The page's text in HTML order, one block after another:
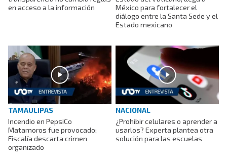
en acceso a la información
México para fortalecer el
diálogo entre la Santa Sede y el
Estado mexicano
TAMAULIPAS
Incendio en PepsiCo
Matamoros fue provocado;
Fiscalía descarta crimen
organizado
NACIONAL
¿Prohibir celulares o aprender a
usarlos? Experta plantea otra
solución para las escuelas